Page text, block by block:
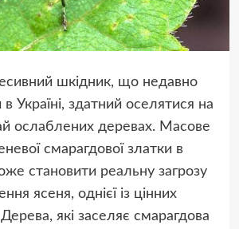
шкідник, що недавно
Україні, здатний оселятися на
ослаблених деревах. Масове
смарагдової златки в
становити реальну загрозу
ясеня, однієї із цінних
які заселяє смарагдова